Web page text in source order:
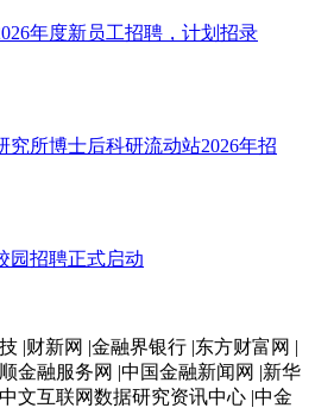
年度新员工招聘，计划招录
究所博士后科研流动站2026年招
园招聘正式启动
|财新网 |金融界银行 |东方财富网 |
金融服务网 |中国金融新闻网 |新华
文互联网数据研究资讯中心 |中金